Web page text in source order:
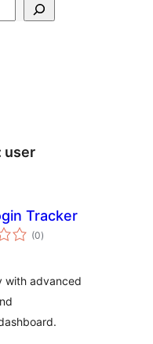
user
Tracker
(0valoraciones
en
)
with advanced